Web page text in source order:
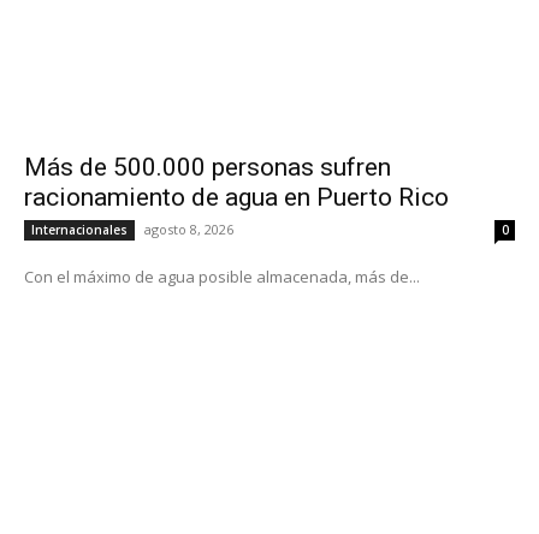
Más de 500.000 personas sufren
racionamiento de agua en Puerto Rico
Internacionales agosto 8, 2026 0
Con el máximo de agua posible almacenada, más de...